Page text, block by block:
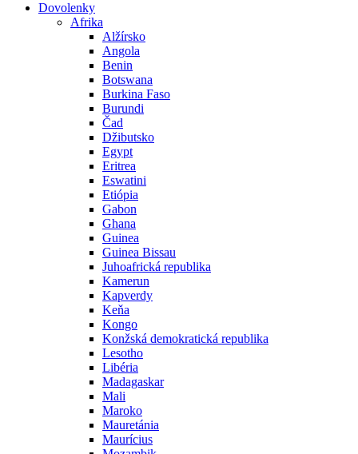
Dovolenky
Afrika
Alžírsko
Angola
Benin
Botswana
Burkina Faso
Burundi
Čad
Džibutsko
Egypt
Eritrea
Eswatini
Etiópia
Gabon
Ghana
Guinea
Guinea Bissau
Juhoafrická republika
Kamerun
Kapverdy
Keňa
Kongo
Konžská demokratická republika
Lesotho
Libéria
Madagaskar
Mali
Maroko
Mauretánia
Maurícius